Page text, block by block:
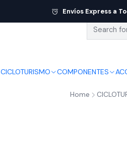
CICLOTURISMO COMPONENTES
Envíos Express a
Home